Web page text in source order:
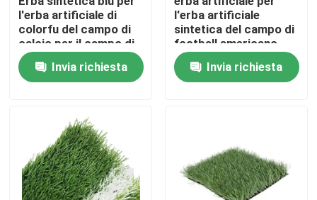
Casa
Prodotti
Chi siamo
Giro della fabbrica
l'erba artificiale di
colorfu del campo di
calcio per il campo di
football americano
Invia richiesta
l'erba artificiale
sintetica del campo di
football americano
Invia richiesta